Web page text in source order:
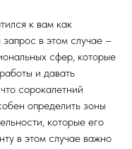
к вам как
в этом случае –
сфер, которые
и давать
сорокалетний
определить зоны
которые его
в этом случае важно